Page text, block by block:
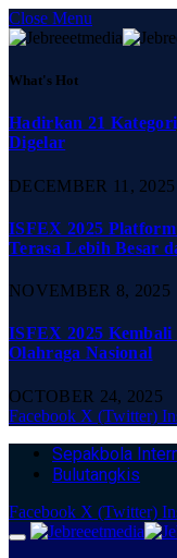
Close Menu
What's Hot
Hadirkan 21
Digelar
DECEMBER 11, 2025
ISFEX 2025
Terasa Lebih Besar
NOVEMBER 8, 2025
ISFEX 2025 Kembali
Olahraga Nasional
OCTOBER 24, 2025
Facebook X (Twitter)
Sepakbola
Bulutangkis
Facebook X (Twitter)